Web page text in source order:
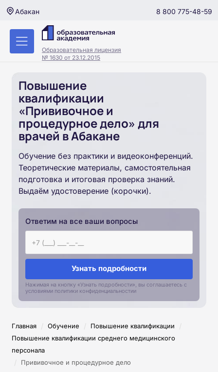
Абакан 8 800 775-48-59
Образовательная лицензия
№ 1630 от 23.12.2015
Повышение
квалификации
«Прививочное и
процедурное дело» для
врачей в Абакане
Обучение без практики и видеоконференций.
Теоретические материалы, самостоятельная
подготовка и итоговая проверка знаний.
Выдаём удостоверение (корочки).
Ответим на все ваши вопросы
Узнать подробности
Нажимая на кнопку «Узнать подробности», вы соглашаетесь с
условиями политики конфиденциальностии
Главная / Обучение / Повышение квалификации /
Повышение квалификации среднего медицинского
персонала
/ Прививочное и процедурное дело